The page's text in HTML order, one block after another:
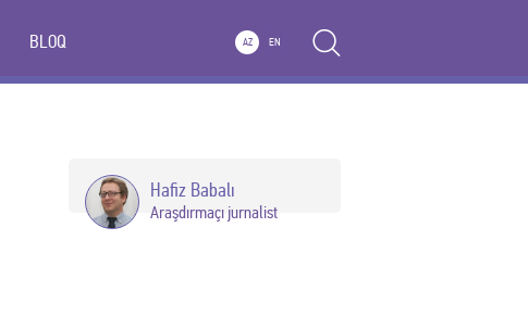
BLOQ AZ EN
Hafiz Babalı
Araşdırmaçı jurnalist